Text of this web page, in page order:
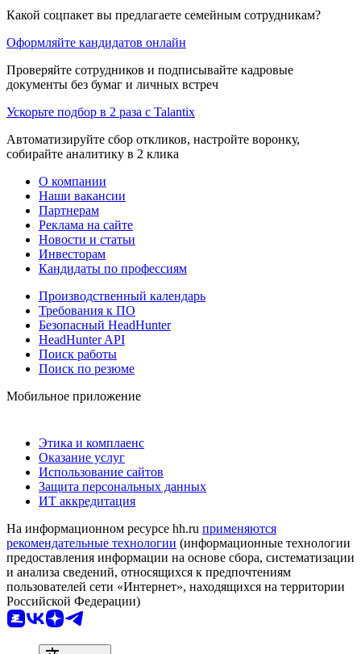
Какой соцпакет вы предлагаете семейным сотрудникам?
Оформляйте кандидатов онлайн
Проверяйте сотрудников и подписывайте кадровые
документы без бумаг и личных встреч
Ускорьте подбор в 2 раза с Talantix
Автоматизируйте сбор откликов, настройте воронку,
собирайте аналитику в 2 клика
О компании
Наши вакансии
Партнерам
Реклама на сайте
Новости и статьи
Инвесторам
Кандидаты по профессиям
Производственный календарь
Требования к ПО
Безопасный HeadHunter
HeadHunter API
Поиск работы
Поиск по резюме
Мобильное приложение
Этика и комплаенс
Оказание услуг
Использование сайтов
Защита персональных данных
ИТ аккредитация
На информационном ресурсе hh.ru применяются
рекомендательные технологии (информационные технологии
предоставления информации на основе сбора, систематизации
и анализа сведений, относящихся к предпочтениям
пользователей сети «Интернет», находящихся на территории
Российской Федерации)